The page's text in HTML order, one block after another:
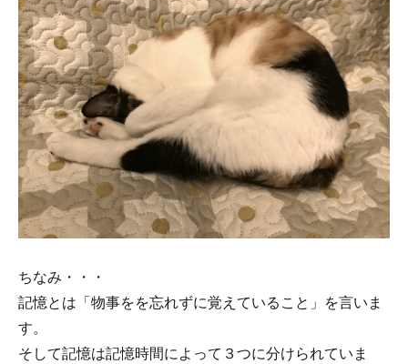
ちなみ・・・
記憶とは「物事をを忘れずに覚えていること」を言いま
す。
そして記憶は記憶時間によって３つに分けられていま